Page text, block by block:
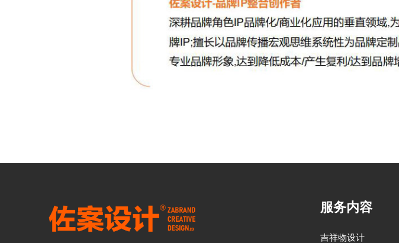
服务内容
吉祥物设计